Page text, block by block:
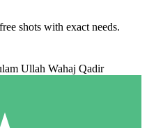
shots with exact needs.
Ullah Wahaj Qadir